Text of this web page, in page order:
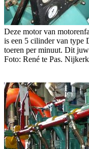
Deze motor van
is een 5 cilinder van type
toeren per minuut. Dit
Foto: René te Pas.